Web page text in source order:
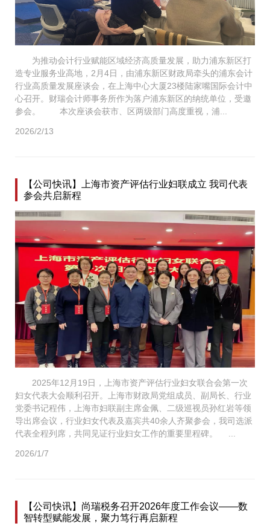
为推动会计行业赋能区域经济高质量发展，助力浦东新区打
造专业服务业高地，2月4日，由浦东新区财政局牵头的浦东会计
行业高质量发展座谈会，在上海中心大厦23楼陆家嘴国际会计中
心召开。财瑞会计师事务所作为落户浦东新区的纳统单位，受邀
参会。 本次座谈会获市、区两级部门高度重视，浦...
2026/2/13
【公司快讯】上海市资产评估行业妇联成立 我司代表
参会共启新程
2025年12月19日，上海市资产评估行业妇女联合会第一次
妇女代表大会顺利召开。上海市财政局党组成员、副局长、行业
党委书记程伟，上海市妇联副主席金佩、二级巡视员孙红岩等领
导出席会议，行业妇女代表及嘉宾共40余人齐聚参会，我司选派
代表全程列席，共同见证行业妇女工作的重要里程碑。 ...
2026/1/7
【公司快讯】尚瑞税务召开2026年度工作会议——数
智转型赋能发展，聚力笃行再启新程